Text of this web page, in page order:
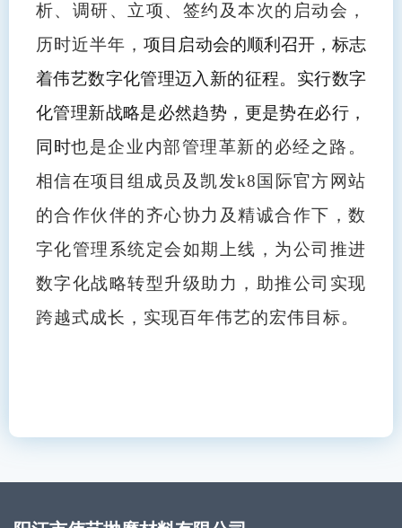
析、调研、立项、签约及本次的启动会，
历时近半年，项目启动会的顺利召开，标志
着伟艺数字化管理迈入新的征程。实行数字
化管理新战略是必然趋势，更是势在必行，
同时也是企业内部管理革新的必经之路。
相信在项目组成员及凯发k8国际官方网站
的合作伙伴的齐心协力及精诚合作下，数
字化管理系统定会如期上线，为公司推进
数字化战略转型升级助力，助推公司实现
跨越式成长，实现百年伟艺的宏伟目标。